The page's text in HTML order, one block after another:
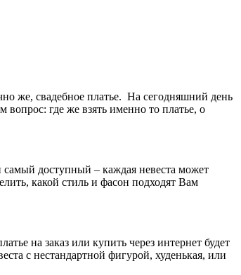
же, свадебное платье. На сегодняшний день
где же взять именно то платье, о
доступный – каждая невеста может
какой стиль и фасон подходят Вам
на заказ или купить через интернет будет
с нестандартной фигурой, худенькая, или